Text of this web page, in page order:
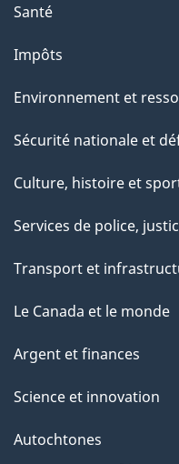
Santé
Impôts
Environnement et
Sécurité nationale et
Culture, histoire et
Services de police,
Transport et
Le Canada et le monde
Argent et finances
Science et innovation
Autochtones